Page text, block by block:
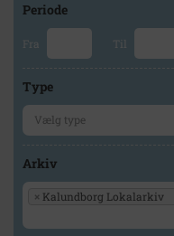
Periode
Fra Til
Type
Arkiv
× Kalundborg Lokalarkiv